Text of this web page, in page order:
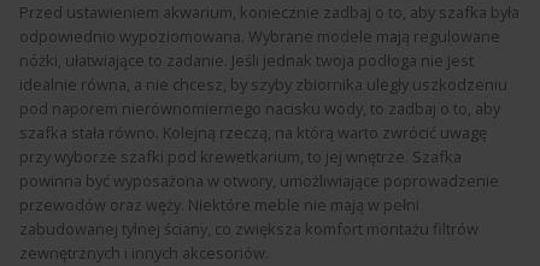
Przed ustawieniem akwarium, koniecznie zadbaj o to, aby szafka była
odpowiednio wypoziomowana. Wybrane modele mają regulowane
nóżki, ułatwiające to zadanie. Jeśli jednak twoja podłoga nie jest
idealnie równa, a nie chcesz, by szyby zbiornika uległy uszkodzeniu
pod naporem nierównomiernego nacisku wody, to zadbaj o to, aby
szafka stała równo. Kolejną rzeczą, na którą warto zwrócić uwagę
przy wyborze szafki pod krewetkarium, to jej wnętrze. Szafka
powinna być wyposażona w otwory, umożliwiające poprowadzenie
przewodów oraz węży. Niektóre meble nie mają w pełni
zabudowanej tylnej ściany, co zwiększa komfort montażu filtrów
zewnętrznych i innych akcesoriów.